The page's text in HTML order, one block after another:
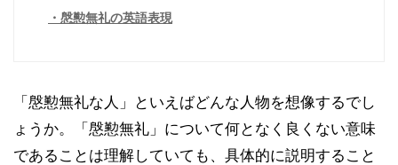
慇懃無礼の英語表現
「慇懃無礼な人」といえばどんな人物を想像するでし
ょうか。「慇懃無礼」について何となく良くない意味
であることは理解していても、具体的に説明すること